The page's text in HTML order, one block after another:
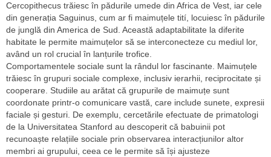
Cercopithecus trăiesc în pădurile umede din Africa de Vest, iar cele
din generația Saguinus, cum ar fi maimuțele tití, locuiesc în pădurile
de junglă din America de Sud. Această adaptabilitate la diferite
habitate le permite maimuțelor să se interconecteze cu mediul lor,
având un rol crucial în lanțurile trofice.
Comportamentele sociale sunt la rândul lor fascinante. Maimuțele
trăiesc în grupuri sociale complexe, inclusiv ierarhii, reciprocitate și
cooperare. Studiile au arătat că grupurile de maimuțe sunt
coordonate printr-o comunicare vastă, care include sunete, expresii
faciale și gesturi. De exemplu, cercetările efectuate de primatologi
de la Universitatea Stanford au descoperit că babuinii pot
recunoaște relațiile sociale prin observarea interacțiunilor altor
membri ai grupului, ceea ce le permite să își ajusteze